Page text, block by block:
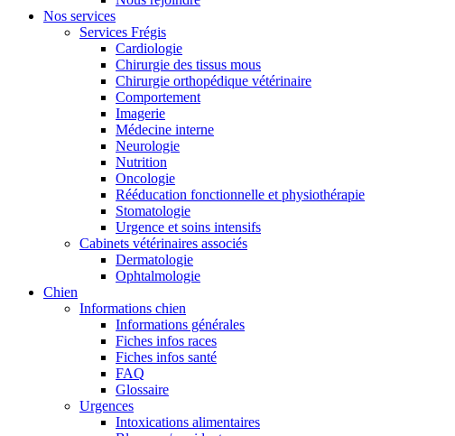
Nos services
Services Frégis
Cardiologie
Chirurgie des tissus mous
Chirurgie orthopédique vétérinaire
Comportement
Imagerie
Médecine interne
Neurologie
Nutrition
Oncologie
Rééducation fonctionnelle et physiothérapie
Stomatologie
Urgence et soins intensifs
Cabinets vétérinaires associés
Dermatologie
Ophtalmologie
Chien
Informations chien
Informations générales
Fiches infos races
Fiches infos santé
FAQ
Glossaire
Urgences
Intoxications alimentaires